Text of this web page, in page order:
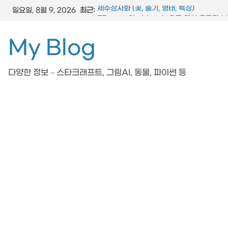
일요일, 8월 9, 2026 최근: 제주상사화 (꽃, 줄기, 형태, 특징)
My Blog
다양한 정보 – 스타크래프트, 그림AI, 동물, 파이썬 등